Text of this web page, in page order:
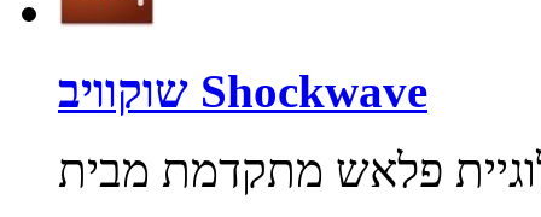
שוקוויב Shockwave